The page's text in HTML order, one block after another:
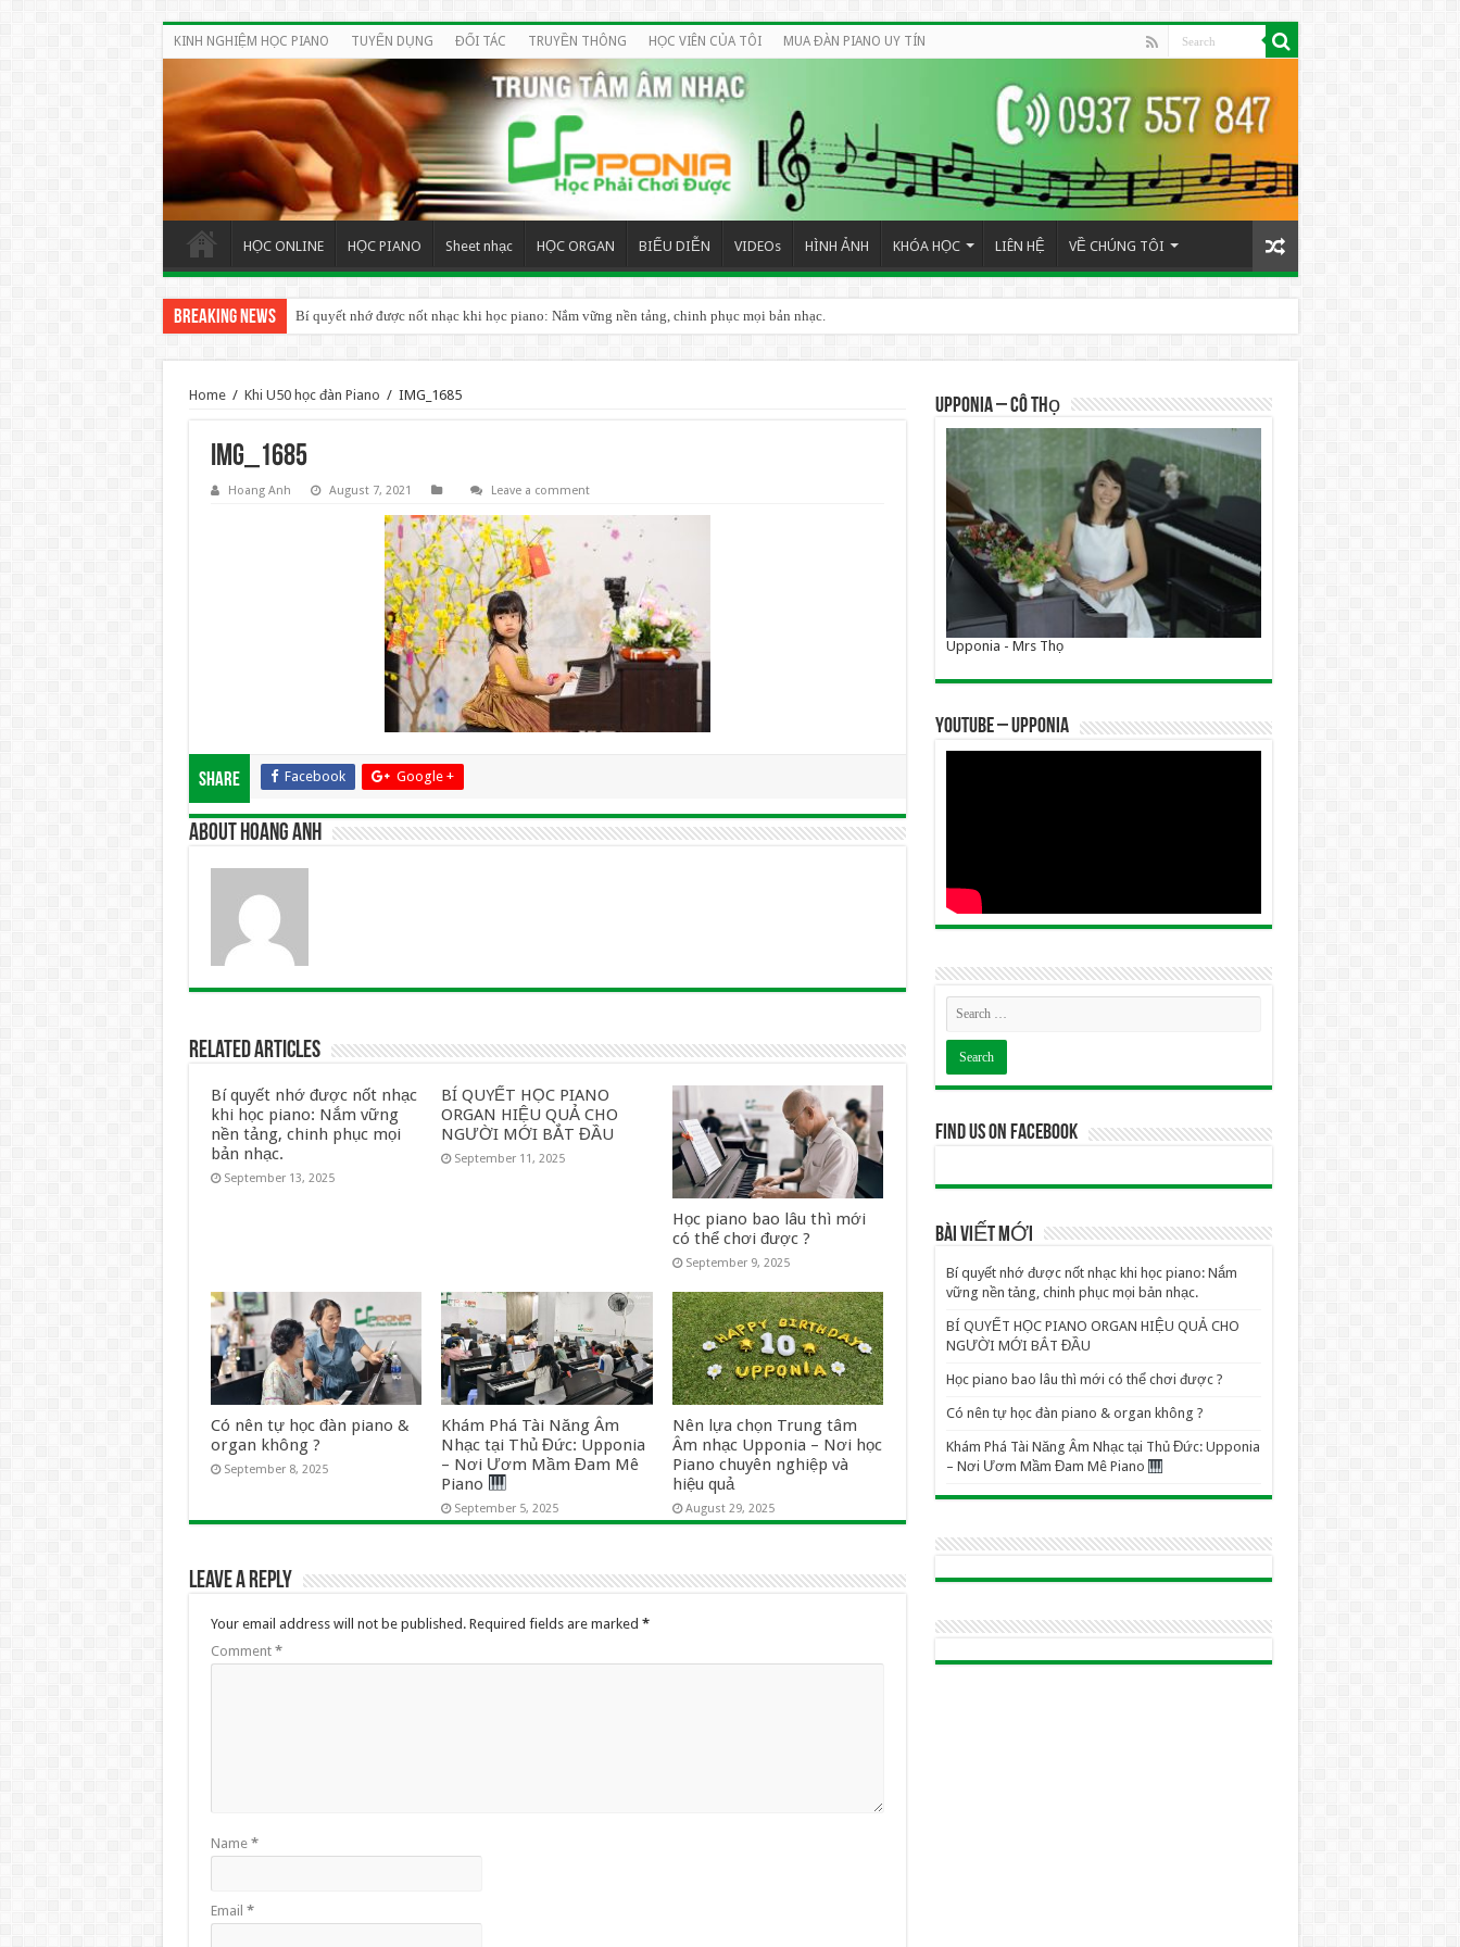
KINH NGHIỆM HỌC PIANO TUYỂN DỤNG ĐỐI TÁC TRUYỀN THÔNG HỌC VIÊN CỦA TÔI MUA ĐÀN PIANO UY TÍN
HỌC ONLINE HỌC PIANO Sheet nhạc HỌC ORGAN BIỂU DIỄN VIDEOs HÌNH ẢNH KHÓA HỌC LIÊN HỆ VỀ CHÚNG TÔI
Breaking News Bí quyết nhớ được nốt nhạc khi học piano: Nắm vững nền tảng, chinh phục mọi bản nhạc.
Home / Khi U50 học đàn Piano / IMG_1685
IMG_1685
Hoang Anh August 7, 2021 Leave a comment
Share Facebook Google +
About Hoang Anh
Related Articles
Bí quyết nhớ được nốt nhạc
khi học piano: Nắm vững
nền tảng, chinh phục mọi
bản nhạc.
September 13, 2025
BÍ QUYẾT HỌC PIANO
ORGAN HIỆU QUẢ CHO
NGƯỜI MỚI BẮT ĐẦU
September 11, 2025
Học piano bao lâu thì mới
có thể chơi được ?
September 9, 2025
Có nên tự học đàn piano &
organ không ?
September 8, 2025
Khám Phá Tài Năng Âm
Nhạc tại Thủ Đức: Upponia
– Nơi Ươm Mầm Đam Mê
Piano
September 5, 2025
Nên lựa chọn Trung tâm
Âm nhạc Upponia – Nơi học
Piano chuyên nghiệp và
hiệu quả
August 29, 2025
Leave a Reply
Your email address will not be published. Required fields are marked *
Comment *
Name *
Email *
UPPONIA – Cô Thọ
Upponia - Mrs Thọ
YOUTUBE – UPPONIA
Find us on Facebook
BÀI VIẾT MỚI
Bí quyết nhớ được nốt nhạc khi học piano: Nắm
vững nền tảng, chinh phục mọi bản nhạc.
BÍ QUYẾT HỌC PIANO ORGAN HIỆU QUẢ CHO
NGƯỜI MỚI BẮT ĐẦU
Học piano bao lâu thì mới có thể chơi được ?
Có nên tự học đàn piano & organ không ?
Khám Phá Tài Năng Âm Nhạc tại Thủ Đức: Upponia
– Nơi Ươm Mầm Đam Mê Piano